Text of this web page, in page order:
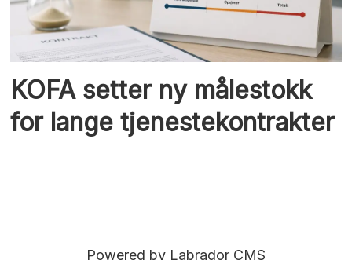
KOFA setter ny målestokk
for lange tjenestekontrakter
Powered by Labrador CMS